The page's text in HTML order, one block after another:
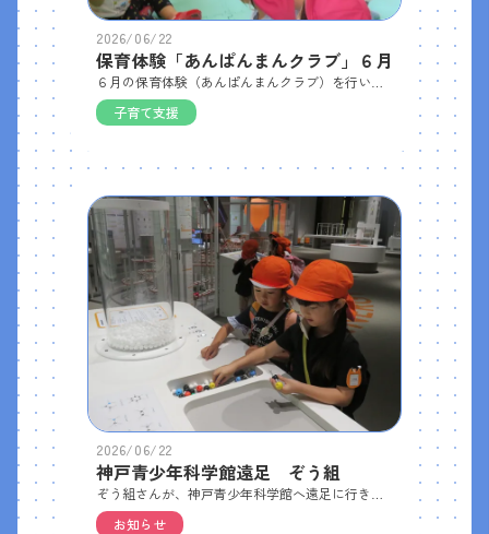
2026/06/22
保育体験「あんぱんまんクラブ」６月
子育て支援
2026/06/22
神戸青少年科学館遠足 ぞう組
お知らせ